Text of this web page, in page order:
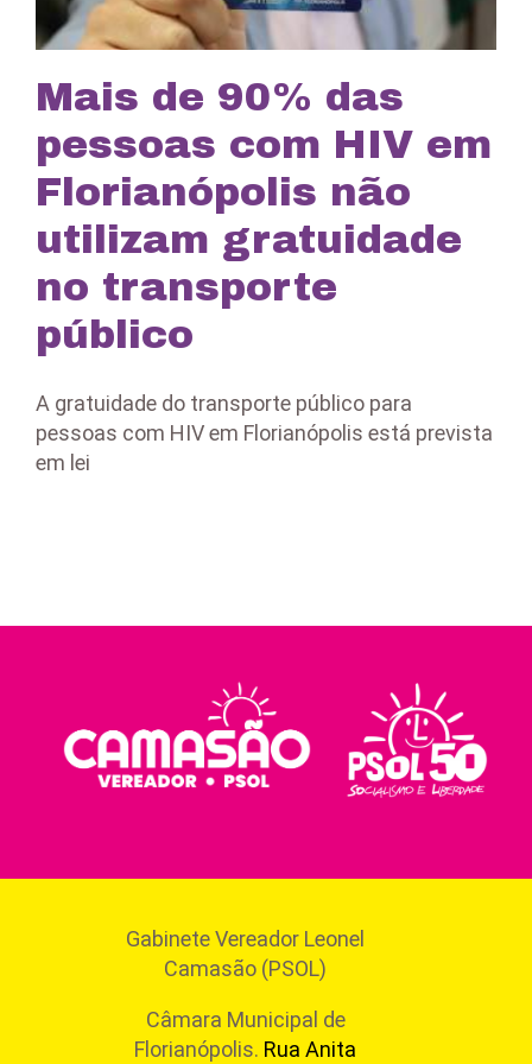
Mais de 90% das
pessoas com HIV em
Florianópolis não
utilizam gratuidade
no transporte
público
A gratuidade do transporte público para
pessoas com HIV em Florianópolis está prevista
em lei
Gabinete Vereador Leonel
Camasão (PSOL)
Câmara Municipal de
Florianópolis. Rua Anita